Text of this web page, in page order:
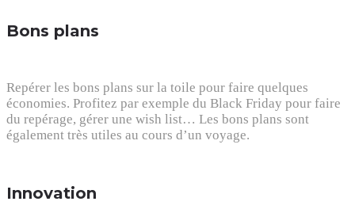
Bons plans
Repérer les bons plans sur la toile pour faire quelques
économies. Profitez par exemple du Black Friday pour faire
du repérage, gérer une wish list… Les bons plans sont
également très utiles au cours d’un voyage.
Innovation